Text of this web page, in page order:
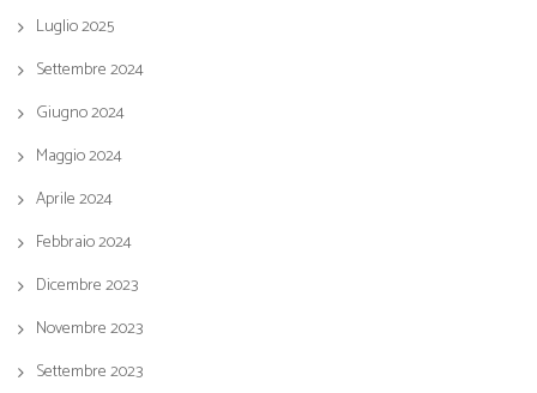
Luglio 2025
Settembre 2024
Giugno 2024
Maggio 2024
Aprile 2024
Febbraio 2024
Dicembre 2023
Novembre 2023
Settembre 2023